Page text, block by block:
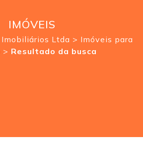
IMÓVEIS
Ltda > Imóveis para
> Resultado da busca